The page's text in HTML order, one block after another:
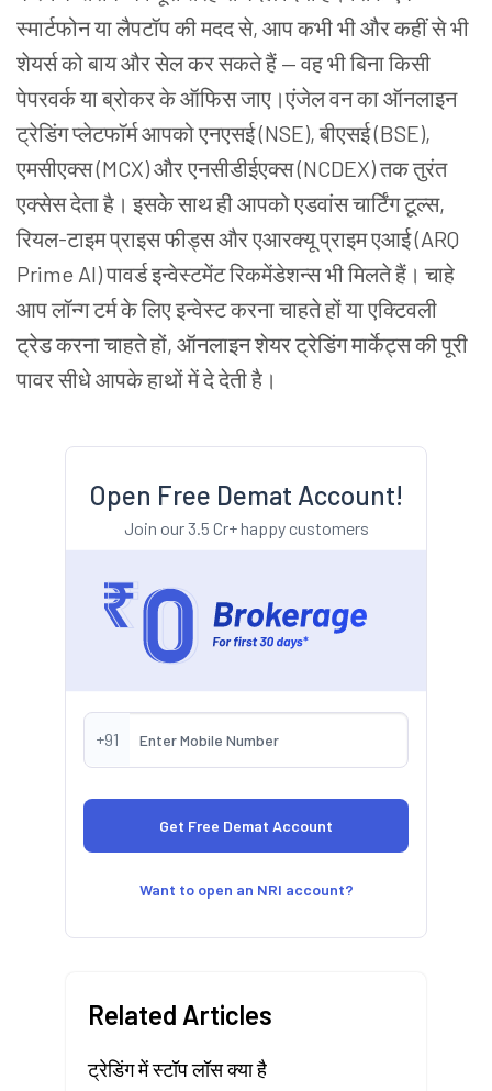
स्मार्टफोन या लैपटॉप की मदद से, आप कभी भी और कहीं से भी
शेयर्स को बाय और सेल कर सकते हैं — वह भी बिना किसी
पेपरवर्क या ब्रोकर के ऑफिस जाए।एंजेल वन का ऑनलाइन
ट्रेडिंग प्लेटफॉर्म आपको एनएसई (NSE), बीएसई (BSE),
एमसीएक्स (MCX) और एनसीडीईएक्स (NCDEX) तक तुरंत
एक्सेस देता है। इसके साथ ही आपको एडवांस चार्टिंग टूल्स,
रियल-टाइम प्राइस फीड्स और एआरक्यू प्राइम एआई (ARQ
Prime AI) पावर्ड इन्वेस्टमेंट रिकमेंडेशन्स भी मिलते हैं। चाहे
आप लॉन्ग टर्म के लिए इन्वेस्ट करना चाहते हों या एक्टिवली
ट्रेड करना चाहते हों, ऑनलाइन शेयर ट्रेडिंग मार्केट्स की पूरी
पावर सीधे आपके हाथों में दे देती है।
Open Free Demat Account!
Join our 3.5 Cr+ happy customers
+91
Want to open an NRI account?
Related Articles
ट्रेडिंग में स्टॉप लॉस क्या है